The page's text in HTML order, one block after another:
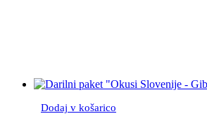
Dodaj v košarico